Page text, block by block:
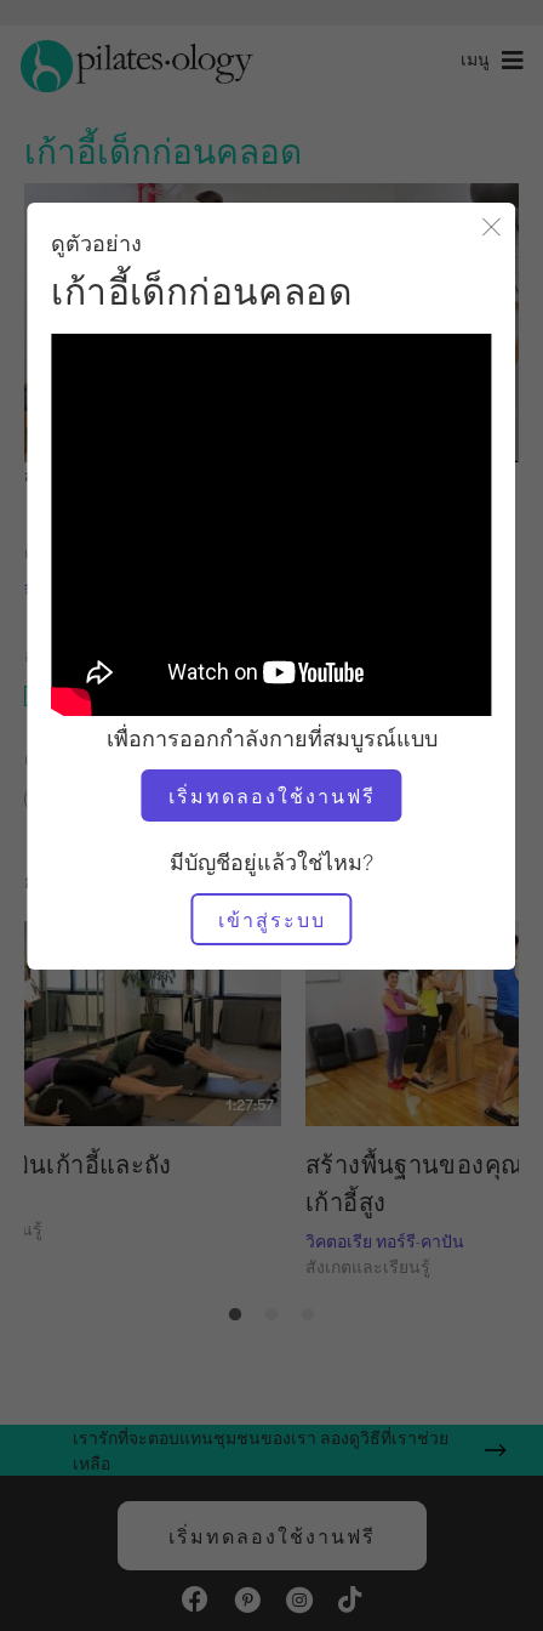
เมนู
เก้าอี้เด็กก่อนคลอด
ปิดโ
ดูตัวอย่าง
เก้าอี้เด็กก่อนคลอด
เพื่อการออกกำลังกายที่สมบูรณ์แบบ
เริ่มทดลองใช้งานฟรี
มีบัญชีอยู่แล้วใช่ไหม?
เข้าสู่ระบบ
สังเกตและเรียนรู้
ครู
จีน่า ปาปาเลีย
อุปกรณ์ที่ต้องใช้
เก้าอี้เด็ก
ค้นหาชั้นเรียนที่คล้ายคลึงกันสำหรับ
เก้าอี้เด็ก
การออกกำลังกายอื่น ๆ ที่คุณอาจชอบ
1:27:57
มินเก้าอี้และถัง
ยนรู้
สร้างพื้นฐานของคุณ:
เก้าอี้สูง
วิคตอเรีย ทอร์รี-คาปัน
สังเกตและเรียนรู้
เรารักที่จะตอบแทนชุมชนของเรา ลองดูวิธีที่เราช่วย
เหลือ
เริ่มทดลองใช้งานฟรี